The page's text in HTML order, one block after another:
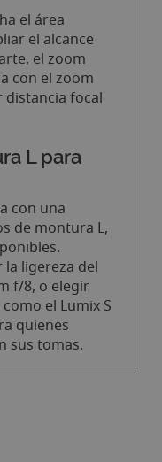
el área
el alcance
el zoom
con el zoom
focal
L para
con una
de montura L,
ligereza del
f/8, o elegir
el Lumix S
quienes
sus tomas.